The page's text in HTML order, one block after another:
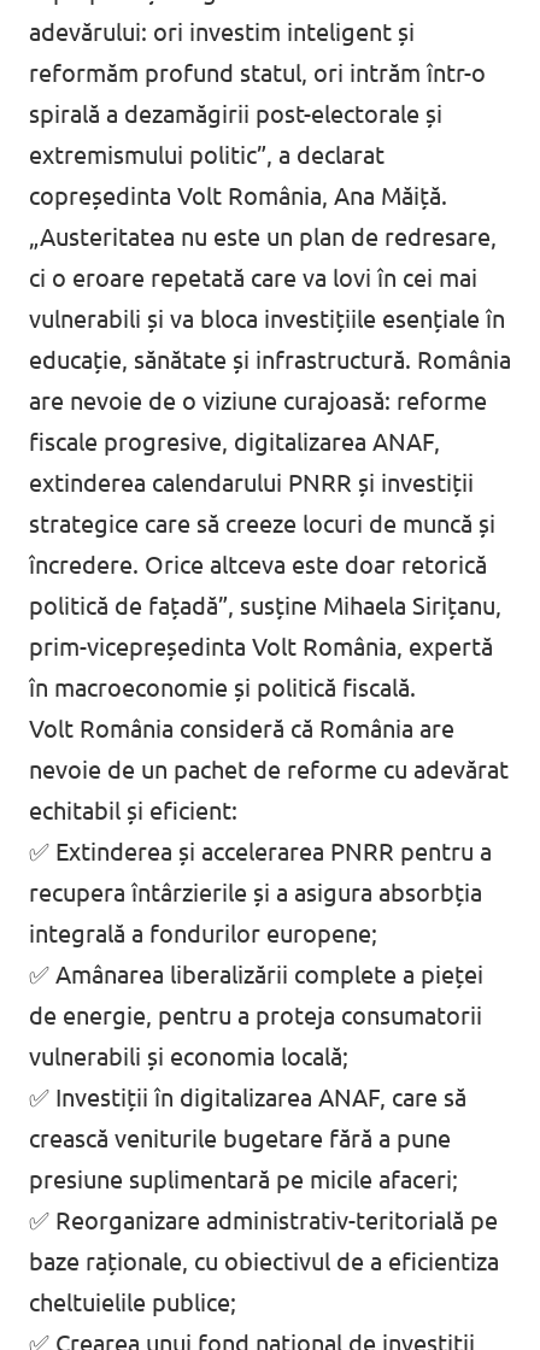
adevărului: ori investim inteligent și
reformăm profund statul, ori intrăm într-o
spirală a dezamăgirii post-electorale și
extremismului politic”, a declarat
copreședinta Volt România, Ana Măiță.
„Austeritatea nu este un plan de redresare,
ci o eroare repetată care va lovi în cei mai
vulnerabili și va bloca investițiile esențiale în
educație, sănătate și infrastructură. România
are nevoie de o viziune curajoasă: reforme
fiscale progresive, digitalizarea ANAF,
extinderea calendarului PNRR și investiții
strategice care să creeze locuri de muncă și
încredere. Orice altceva este doar retorică
politică de fațadă”, susține Mihaela Sirițanu,
prim-vicepreședinta Volt România, expertă
în macroeconomie și politică fiscală.
Volt România consideră că România are
nevoie de un pachet de reforme cu adevărat
echitabil și eficient:
✅ Extinderea și accelerarea PNRR pentru a
recupera întârzierile și a asigura absorbția
integrală a fondurilor europene;
✅ Amânarea liberalizării complete a pieței
de energie, pentru a proteja consumatorii
vulnerabili și economia locală;
✅ Investiții în digitalizarea ANAF, care să
crească veniturile bugetare fără a pune
presiune suplimentară pe micile afaceri;
✅ Reorganizare administrativ-teritorială pe
baze raționale, cu obiectivul de a eficientiza
cheltuielile publice;
✅ Crearea unui fond național de investiții